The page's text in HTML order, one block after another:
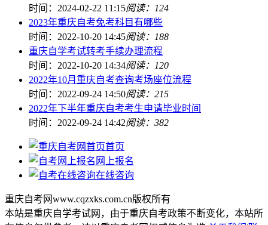
时间：2024-02-22 11:15阅读：124
2023年重庆自考免考科目有哪些
时间：2022-10-20 14:45阅读：188
重庆自学考试转考手续办理流程
时间：2022-10-20 14:34阅读：120
2022年10月重庆自考查询考场座位流程
时间：2022-09-24 14:50阅读：215
2022年下半年重庆自考考生申请毕业时间
时间：2022-09-24 14:42阅读：382
首页
网上报名
在线咨询
重庆自考网www.cqzxks.com.cn版权所有
本站是重庆自学考试网，由于重庆自考政策不断变化，本站所